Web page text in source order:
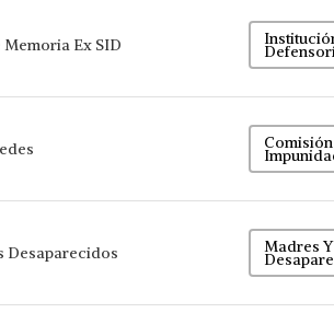
Ex SID
Desaparecidos Madres